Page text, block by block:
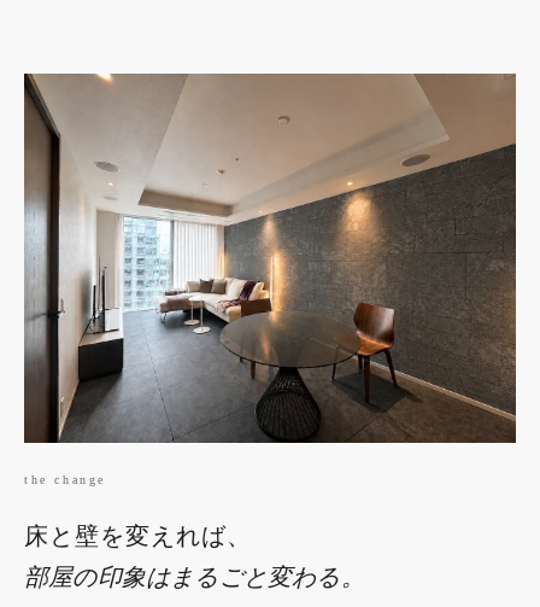
the change
床と壁を変えれば、
部屋の印象はまるごと変わる。